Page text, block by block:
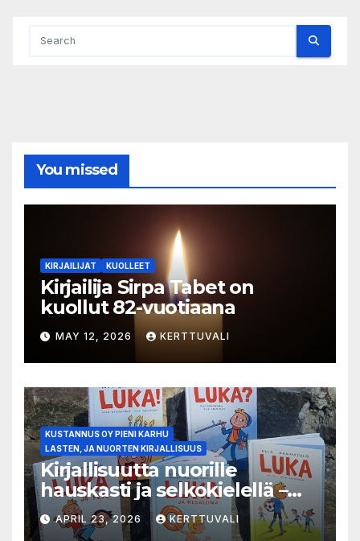
You missed
KIRJAILIJAT KUOLLEET
Kirjailija Sirpa Tabet on
kuollut 82-vuotiaana
MAY 12, 2026 KERTTUVALI
KUSTANNUS OY PIENI KARHU
LASTEN, JA NUORTEN KIRJALLISUUS
Kirjallisuutta nuorille
hauskasti ja selkokielellä –
Luka-sarjasta viides osa
APRIL 23, 2026 KERTTUVALI